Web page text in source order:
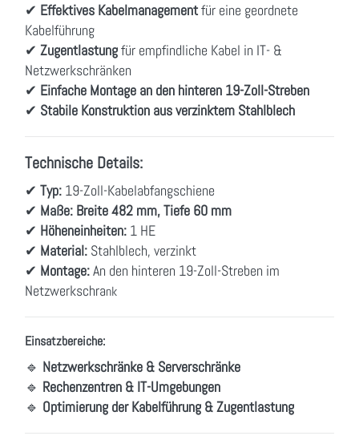
✔ Effektives Kabelmanagementfür eine geordnete
Kabelführung
✔ Zugentlastungfür empfindliche Kabel in IT- &
Netzwerkschränken
✔ Einfache Montage an den hinteren 19-Zoll-Streben
✔ Stabile Konstruktion aus verzinktem Stahlblech
Technische Details:
✔ Typ: 19-Zoll-Kabelabfangschiene
✔ Maße: Breite 482 mm, Tiefe 60 mm
✔ Höheneinheiten: 1 HE
✔ Material: Stahlblech, verzinkt
✔ Montage:An den hinteren 19-Zoll-Streben im
Netzwerkschrank
Einsatzbereiche:
🔹 Netzwerkschränke & Serverschränke
🔹 Rechenzentren & IT-Umgebungen
🔹 Optimierung der Kabelführung & Zugentlastung